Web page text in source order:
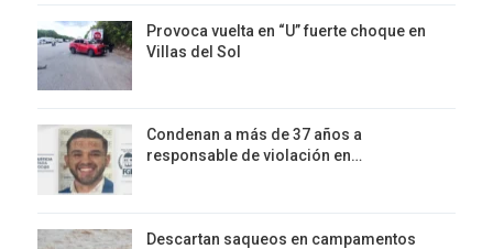
Provoca vuelta en “U” fuerte choque en
Villas del Sol
Condenan a más de 37 años a
responsable de violación en…
Descartan saqueos en campamentos